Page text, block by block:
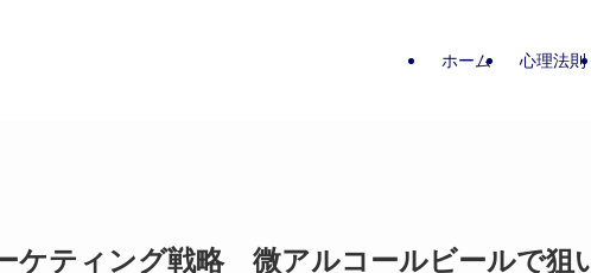
ホーム 心理法則
ケティング戦略 微アルコールビールで狙